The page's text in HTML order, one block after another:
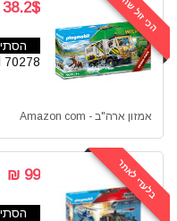
הכי זול שהיה 38.2$
70278
אמזון ארה"ב - Amazon com
בלעדי לאתר 99 ₪